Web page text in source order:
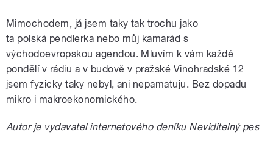
Mimochodem, já jsem taky tak trochu jako
ta polská pendlerka nebo můj kamarád s
východoevropskou agendou. Mluvím k vám každé
pondělí v rádiu a v budově v pražské Vinohradské 12
jsem fyzicky taky nebyl, ani nepamatuju. Bez dopadu
mikro i makroekonomického.
Autor je vydavatel internetového deníku Neviditelný pes